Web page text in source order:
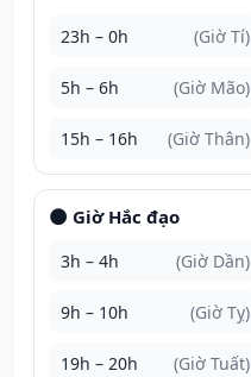
23h – 0h (Giờ Tí)
5h – 6h (Giờ Mão)
15h – 16h (Giờ Thân)
🌑 Giờ Hắc đạo
3h – 4h (Giờ Dần)
9h – 10h (Giờ Tỵ)
19h – 20h (Giờ Tuất)